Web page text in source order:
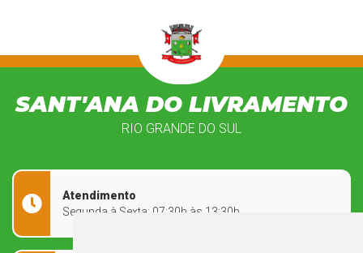
SANT'ANA DO LIVRAMENTO
RIO GRANDE DO SUL
Atendimento
Segunda à Sexta: 07:30h às 13:30h